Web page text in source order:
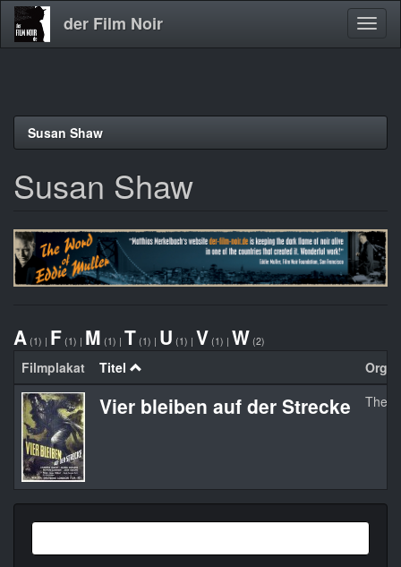
Direkt
der Film Noir
Susan Shaw
Susan Shaw
A (1) | F (1) | M (1) | T (1) | U (1) | V (1) | W (2)
Filmplakat Titel
Vier bleiben auf der Strecke The